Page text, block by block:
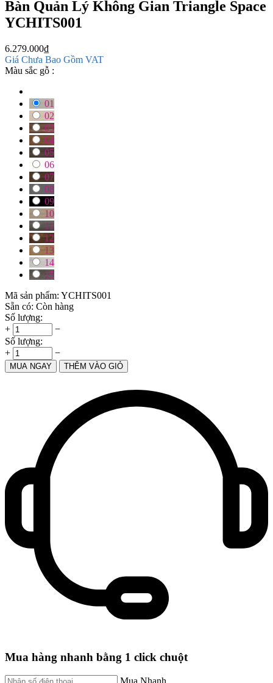
Bàn Quản Lý Không Gian Triangle Space
YCHITS001
6.279.000₫
Giá Chưa Bao Gồm VAT
Màu sắc gỗ :
01
02
03
04
05
06
07
08
09
10
11
12
13
14
15
Mã sản phẩm: YCHITS001
Sẵn có: Còn hàng
Số lượng:
+
−
Số lượng:
+
−
MUA NGAY THÊM VÀO GIỎ
Mua hàng nhanh bằng 1 click chuột